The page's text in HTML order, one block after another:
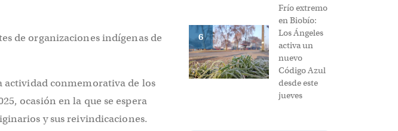
de organizaciones indígenas de
actividad conmemorativa de los
ocasión en la que se espera
y sus reivindicaciones.
6
Frío extremo
en Biobío:
Los Ángeles
activa un
nuevo
Código Azul
desde este
jueves